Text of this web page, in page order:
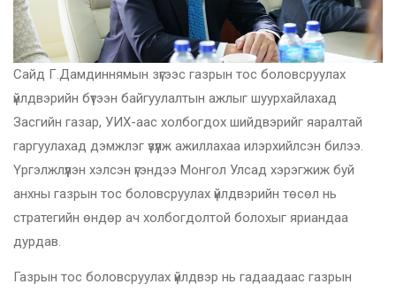
Сайд Г.Дамдиннямын зүгээс газрын тос боловсруулах
үйлдвэрийн бүтээн байгуулалтын ажлыг шуурхайлахад
Засгийн газар, УИХ-аас холбогдох шийдвэрийг яаралтай
гаргуулахад дэмжлэг үзүүлж ажиллахаа илэрхийлсэн билээ.
Үргэлжлүүлэн хэлсэн үгэндээ Монгол Улсад хэрэгжиж буй
анхны газрын тос боловсруулах үйлдвэрийн төсөл нь
стратегийн өндөр ач холбогдолтой болохыг яриандаа
дурдав.
Газрын тос боловсруулах үйлдвэр нь гадаадаас газрын